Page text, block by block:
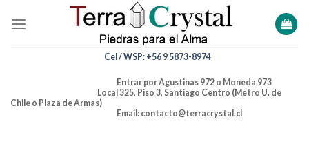
Cel / WSP: +56 9 5873-8974
Entrar por Agustinas 972 o Moneda 973
Local 325, Piso 3, Santiago Centro (Metro U. de
Chile o Plaza de Armas)
Email: contacto@terracrystal.cl